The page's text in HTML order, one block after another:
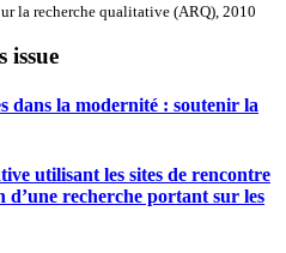
la recherche qualitative (ARQ), 2010
issue
dans la modernité : soutenir la
utilisant les sites de rencontre
recherche portant sur les